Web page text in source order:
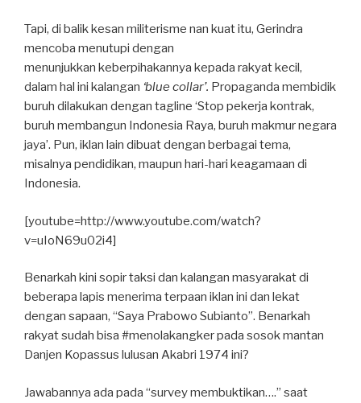
Tapi, di balik kesan militerisme nan kuat itu, Gerindra
mencoba menutupi dengan
menunjukkan keberpihakannya kepada rakyat kecil,
dalam hal ini kalangan ‘blue collar’. Propaganda membidik
buruh dilakukan dengan tagline ‘Stop pekerja kontrak,
buruh membangun Indonesia Raya, buruh makmur negara
jaya’. Pun, iklan lain dibuat dengan berbagai tema,
misalnya pendidikan, maupun hari-hari keagamaan di
Indonesia.
[youtube=http://www.youtube.com/watch?
v=uIoN69u02i4]
Benarkah kini sopir taksi dan kalangan masyarakat di
beberapa lapis menerima terpaan iklan ini dan lekat
dengan sapaan, “Saya Prabowo Subianto”. Benarkah
rakyat sudah bisa #menolakangker pada sosok mantan
Danjen Kopassus lulusan Akabri 1974 ini?
Jawabannya ada pada “survey membuktikan….” saat